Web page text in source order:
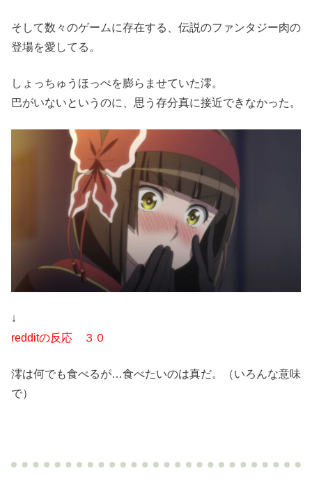
そして数々のゲームに存在する、伝説のファンタジー肉の
登場を愛してる。
しょっちゅうほっぺを膨らませていた澪。
巴がいないというのに、思う存分真に接近できなかった。
↓
redditの反応 ３０
澪は何でも食べるが…食べたいのは真だ。（いろんな意味
で）